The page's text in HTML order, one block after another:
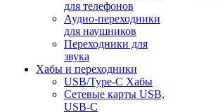
для телефонов
Аудио-переходники
для наушников
Переходники для
звука
Хабы и переходники
USB/Type-C Хабы
Сетевые карты USB,
USB-C